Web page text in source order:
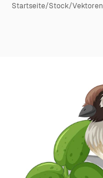
Startseite/Stock/Vektoren